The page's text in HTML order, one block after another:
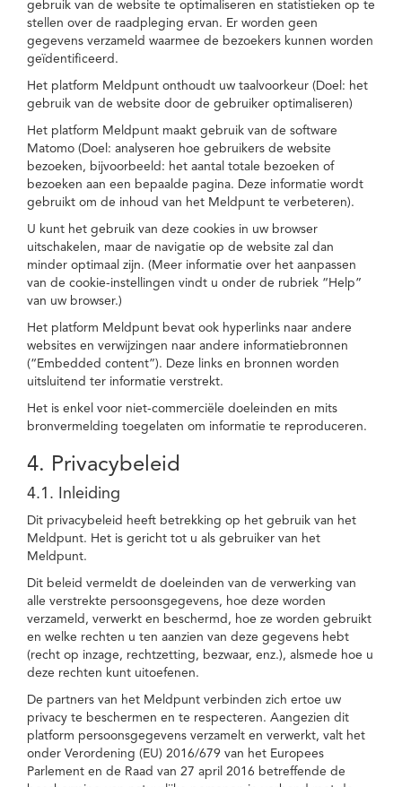
gebruik van de website te optimaliseren en statistieken op te
stellen over de raadpleging ervan. Er worden geen
gegevens verzameld waarmee de bezoekers kunnen worden
geïdentificeerd.
Het platform Meldpunt onthoudt uw taalvoorkeur (Doel: het
gebruik van de website door de gebruiker optimaliseren)
Het platform Meldpunt maakt gebruik van de software
Matomo (Doel: analyseren hoe gebruikers de website
bezoeken, bijvoorbeeld: het aantal totale bezoeken of
bezoeken aan een bepaalde pagina. Deze informatie wordt
gebruikt om de inhoud van het Meldpunt te verbeteren).
U kunt het gebruik van deze cookies in uw browser
uitschakelen, maar de navigatie op de website zal dan
minder optimaal zijn. (Meer informatie over het aanpassen
van de cookie-instellingen vindt u onder de rubriek “Help”
van uw browser.)
Het platform Meldpunt bevat ook hyperlinks naar andere
websites en verwijzingen naar andere informatiebronnen
(“Embedded content”). Deze links en bronnen worden
uitsluitend ter informatie verstrekt.
Het is enkel voor niet-commerciële doeleinden en mits
bronvermelding toegelaten om informatie te reproduceren.
4. Privacybeleid
4.1. Inleiding
Dit privacybeleid heeft betrekking op het gebruik van het
Meldpunt. Het is gericht tot u als gebruiker van het
Meldpunt.
Dit beleid vermeldt de doeleinden van de verwerking van
alle verstrekte persoonsgegevens, hoe deze worden
verzameld, verwerkt en beschermd, hoe ze worden gebruikt
en welke rechten u ten aanzien van deze gegevens hebt
(recht op inzage, rechtzetting, bezwaar, enz.), alsmede hoe u
deze rechten kunt uitoefenen.
De partners van het Meldpunt verbinden zich ertoe uw
privacy te beschermen en te respecteren. Aangezien dit
platform persoonsgegevens verzamelt en verwerkt, valt het
onder Verordening (EU) 2016/679 van het Europees
Parlement en de Raad van 27 april 2016 betreffende de